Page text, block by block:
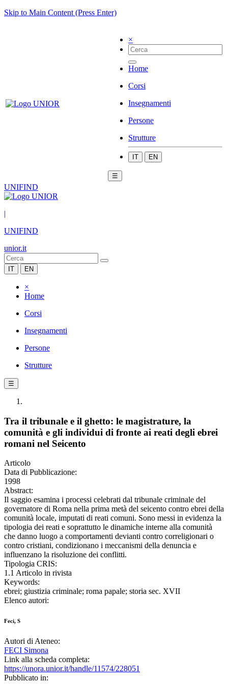
Skip to Main Content (Press Enter)
×
Home
Corsi
Insegnamenti
Persone
Strutture
IT EN
☰
UNIFIND
|
UNIFIND
unior.it
IT EN
×
Home
Corsi
Insegnamenti
Persone
Strutture
☰
Tra il tribunale e il ghetto: le magistrature, la
comunità e gli individui di fronte ai reati degli ebrei
romani nel Seicento
Articolo
Data di Pubblicazione:
1998
Abstract:
Il saggio esamina i processi celebrati dal tribunale criminale del
governatore di Roma nella prima metà del seicento contro ebrei della
comunità locale, imputati di reati comuni. Sono messi in evidenza la
tipologia dei reati e soprattutto le dinamiche interne alla comunità
che danno luogo a comportamenti devianti contro correligionari o
contro cristiani, condizionano i meccanismi della denuncia e
influenzano la risoluzione dei conflitti.
Tipologia CRIS:
1.1 Articolo in rivista
Keywords:
ebrei; giustizia criminale; roma papale; storia sec. XVII
Elenco autori:
Feci, S
Autori di Ateneo:
FECI Simona
Link alla scheda completa:
https://unora.unior.it/handle/11574/228051
Pubblicato in: